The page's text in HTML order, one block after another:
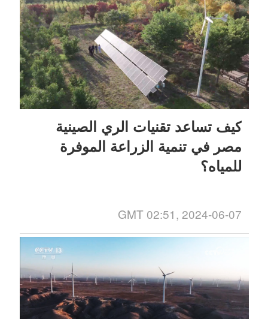
كيف تساعد تقنيات الري الصينية
مصر في تنمية الزراعة الموفرة
للمياه؟
GMT 02:51, 2024-06-07